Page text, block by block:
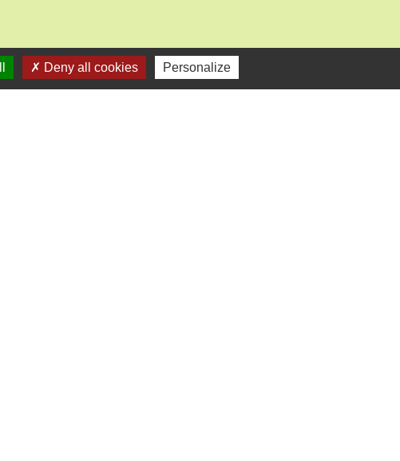
Deny all cookies Personalize